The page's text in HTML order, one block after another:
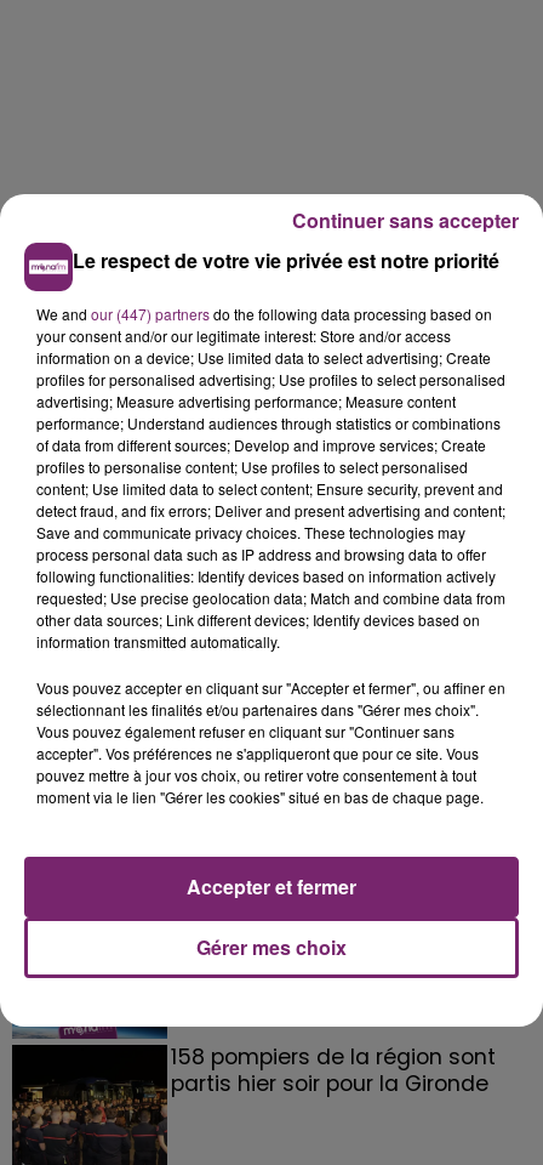
La Bulle - Guinguette éphémère
de Frelinghien !
éclipse solaire du 12 Août 2026
158 pompiers de la région sont
partis hier soir pour la Gironde
Le respect de votre vie privée est notre priorité
We and our (447) partnersdo the following data processing based on
your consent and/or our legitimate interest: Store and/or access
information on a device; Use limited data to select advertising; Create
profiles for personalised advertising; Use profiles to select personalised
advertising; Measure advertising performance; Measure content
performance; Understand audiences through statistics or combinations
of data from different sources; Develop and improve services; Create
profiles to personalise content; Use profiles to select personalised
content; Use limited data to select content; Ensure security, prevent and
detect fraud, and fix errors; Deliver and present advertising and content;
Save and communicate privacy choices. These technologies may
process personal data such as IP address and browsing data to offer
following functionalities: Identify devices based on information actively
requested; Use precise geolocation data; Match and combine data from
other data sources; Link different devices; Identify devices based on
information transmitted automatically.
Vous pouvez accepter en cliquant sur "Accepter et fermer", ou affiner en
sélectionnant les finalités et/ou partenaires dans "Gérer mes choix".
Vous pouvez également refuser en cliquant sur "Continuer sans
accepter". Vos préférences ne s'appliqueront que pour ce site. Vous
pouvez mettre à jour vos choix, ou retirer votre consentement à tout
moment via le lien "Gérer les cookies" situé en bas de chaque page.
Gérer mes choix
Accepter et fermer
Continuer sans accepter